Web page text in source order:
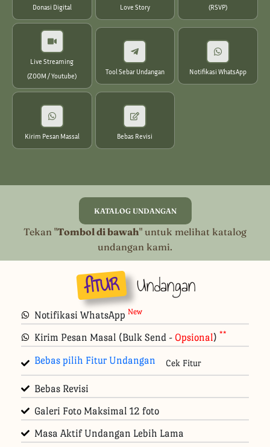
Donasi Digital
Love Story
(RSVP)
Live Streaming
(ZOOM / Youtube)
Tool Sebar Undangan Notifikasi WhatsApp
Kirim Pesan Massal Bebas Revisi
KATALOG UNDANGAN
Tekan "Tombol di bawah" untuk melihat katalog
undangan kami.
fITUR Undangan
Notifikasi WhatsApp New
Kirim Pesan Masal (Bulk Send - Opsional) **
Bebas pilih Fitur Undangan Cek Fitur
Bebas Revisi
Galeri Foto Maksimal 12 foto
Masa Aktif Undangan Lebih Lama